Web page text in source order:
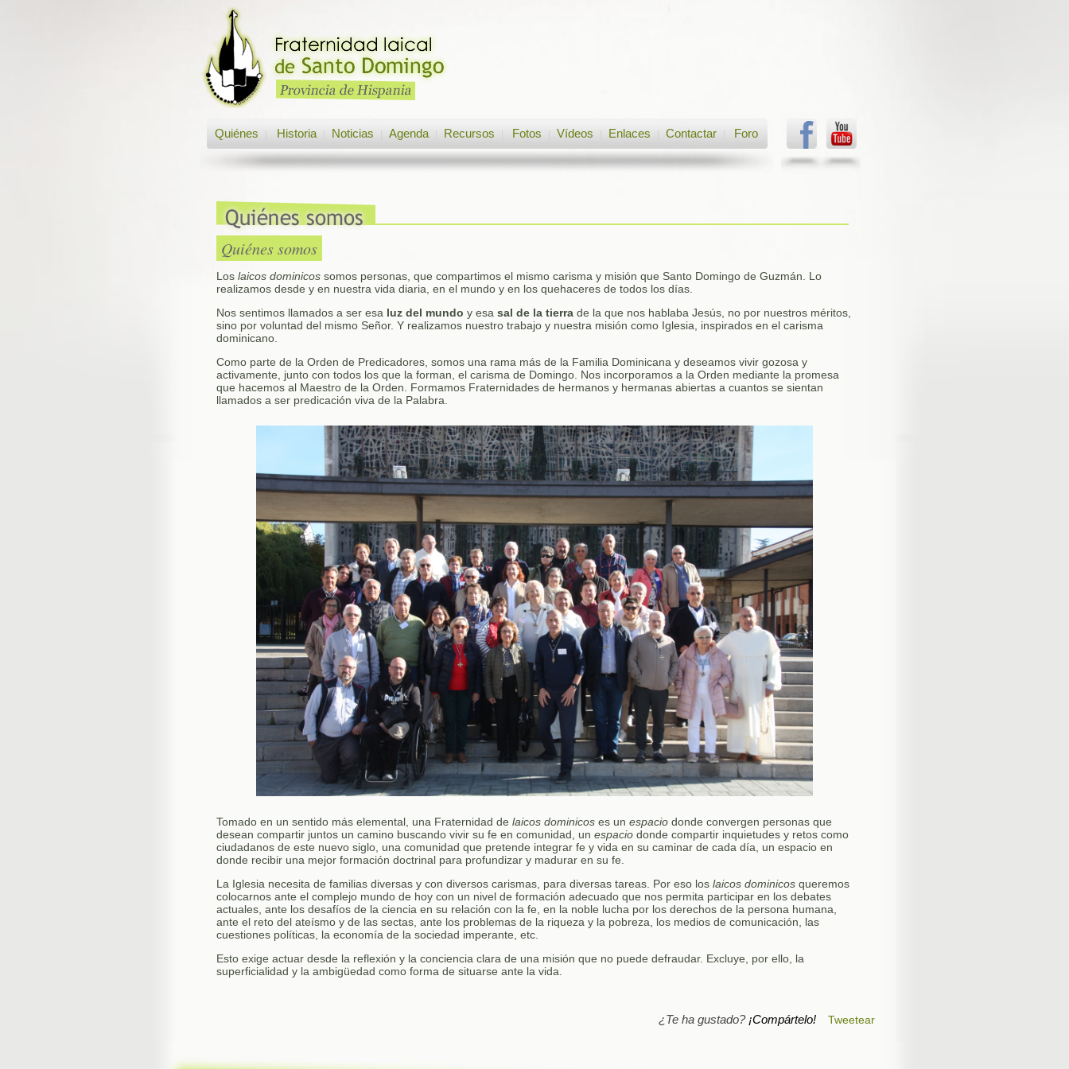
Quiénes Historia Noticias Agenda Recursos Fotos Vídeos Enlaces Contactar Foro
Quiénes somos
Los laicos dominicos somos personas, que compartimos el mismo carisma y misión que Santo Domingo de Guzmán. Lo
realizamos desde y en nuestra vida diaria, en el mundo y en los quehaceres de todos los días.
Nos sentimos llamados a ser esa luz del mundo y esa sal de la tierra de la que nos hablaba Jesús, no por nuestros méritos,
sino por voluntad del mismo Señor. Y realizamos nuestro trabajo y nuestra misión como Iglesia, inspirados en el carisma
dominicano.
Como parte de la Orden de Predicadores, somos una rama más de la Familia Dominicana y deseamos vivir gozosa y
activamente, junto con todos los que la forman, el carisma de Domingo. Nos incorporamos a la Orden mediante la promesa
que hacemos al Maestro de la Orden. Formamos Fraternidades de hermanos y hermanas abiertas a cuantos se sientan
llamados a ser predicación viva de la Palabra.
Tomado en un sentido más elemental, una Fraternidad de laicos dominicos es un espacio donde convergen personas que
desean compartir juntos un camino buscando vivir su fe en comunidad, un espacio donde compartir inquietudes y retos como
ciudadanos de este nuevo siglo, una comunidad que pretende integrar fe y vida en su caminar de cada día, un espacio en
donde recibir una mejor formación doctrinal para profundizar y madurar en su fe.
La Iglesia necesita de familias diversas y con diversos carismas, para diversas tareas. Por eso los laicos dominicos queremos
colocarnos ante el complejo mundo de hoy con un nivel de formación adecuado que nos permita participar en los debates
actuales, ante los desafíos de la ciencia en su relación con la fe, en la noble lucha por los derechos de la persona humana,
ante el reto del ateísmo y de las sectas, ante los problemas de la riqueza y la pobreza, los medios de comunicación, las
cuestiones políticas, la economía de la sociedad imperante, etc.
Esto exige actuar desde la reflexión y la conciencia clara de una misión que no puede defraudar. Excluye, por ello, la
superficialidad y la ambigüedad como forma de situarse ante la vida.
¿Te ha gustado? ¡Compártelo! Tweetear